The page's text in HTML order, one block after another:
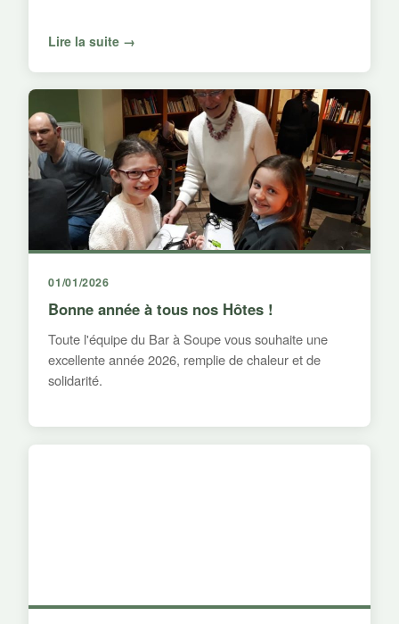
Lire la suite →
01/01/2026
Bonne année à tous nos Hôtes !
Toute l'équipe du Bar à Soupe vous souhaite une
excellente année 2026, remplie de chaleur et de
solidarité.